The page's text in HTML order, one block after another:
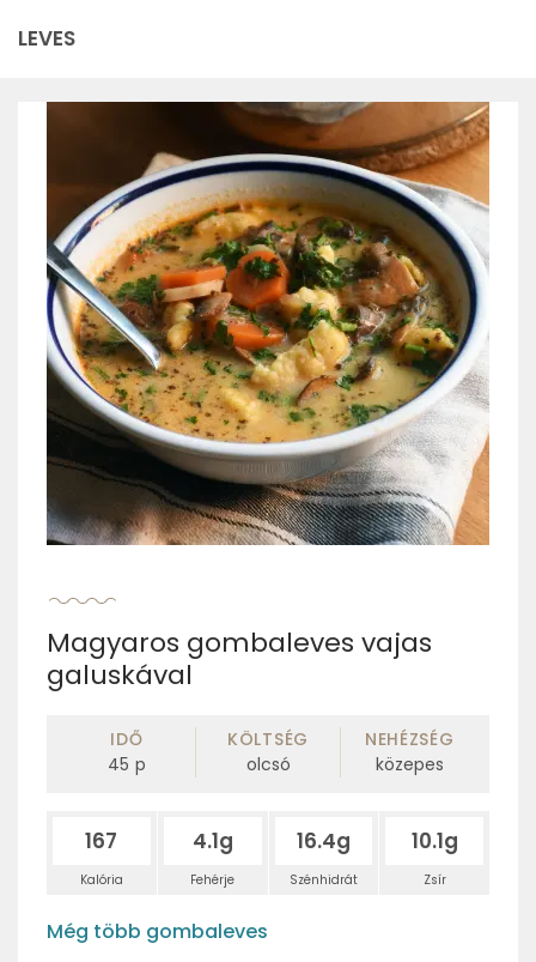
LEVES
Magyaros gombaleves vajas
galuskával
IDŐ
45 p
KÖLTSÉG
olcsó
NEHÉZSÉG
közepes
167
Kalória
4.1g
Fehérje
16.4g
Szénhidrát
10.1g
Zsír
Még több gombaleves